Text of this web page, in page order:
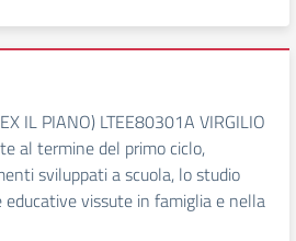
IL PIANO) LTEE80301A VIRGILIO
al termine del primo ciclo,
sviluppati a scuola, lo studio
educative vissute in famiglia e nella